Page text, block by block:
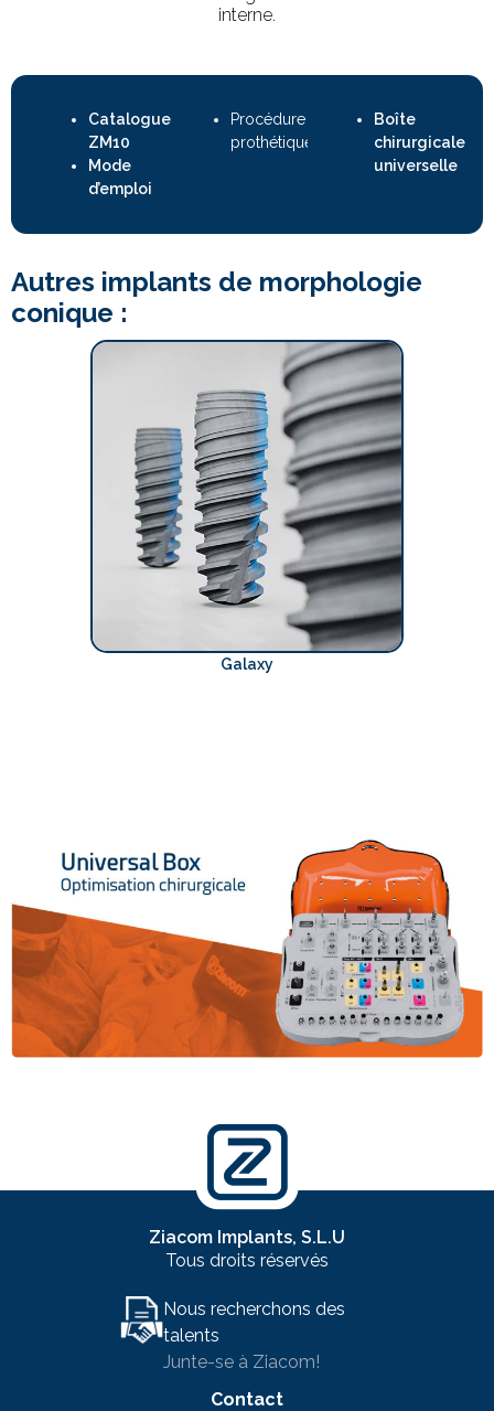
interne.
Catalogue
ZM10
Mode
d’emploi
Procédure
prothétique
Boîte
chirurgicale
universelle
Autres implants de morphologie
conique :
Galaxy
Contact
Ziacom Implants, S.L.U
Tous droits réservés
Nous recherchons des
talents
Junte-se à Ziacom!